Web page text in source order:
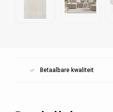
Betaalbare kwaliteit